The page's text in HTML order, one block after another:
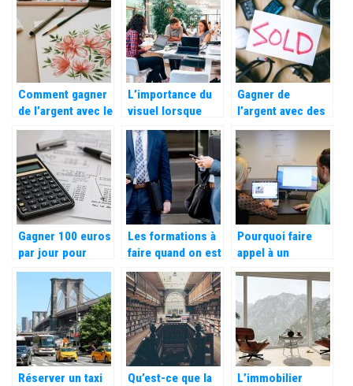
verre
Comment gagner
de l’argent avec le
Print On Demand
L’importance du
visuel lorsque
l’on arrive dans
vos bureaux.
Gagner de
l’argent avec des
objets présents
dans notre
placard, c’est
possible ?
Gagner 100 euros
par jour pour
booster son
revenu, c’est
possible!
Les formations à
faire quand on est
dans une
entreprise
Pourquoi faire
appel à un
prestataire
informatique ?
Réserver un taxi
Qu’est-ce que la
L’immobilier